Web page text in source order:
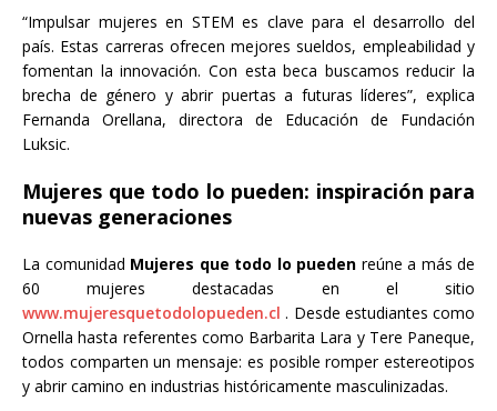
“Impulsar mujeres en STEM es clave para el desarrollo del
país. Estas carreras ofrecen mejores sueldos, empleabilidad y
fomentan la innovación. Con esta beca buscamos reducir la
brecha de género y abrir puertas a futuras líderes”, explica
Fernanda Orellana, directora de Educación de Fundación
Luksic.
Mujeres que todo lo pueden: inspiración para
nuevas generaciones
La comunidad Mujeres que todo lo pueden reúne a más de
60 mujeres destacadas en el sitio
www.mujeresquetodolopueden.cl . Desde estudiantes como
Ornella hasta referentes como Barbarita Lara y Tere Paneque,
todos comparten un mensaje: es posible romper estereotipos
y abrir camino en industrias históricamente masculinizadas.